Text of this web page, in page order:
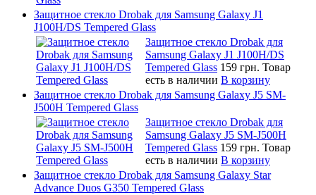
Защитное стекло Drobak для Samsung Galaxy J1
J100H/DS Tempered Glass
Защитное стекло Drobak для
Samsung Galaxy J1 J100H/DS
Tempered Glass 159 грн. Товар
есть в наличии В корзину
Защитное стекло Drobak для Samsung Galaxy J5 SM-
J500H Tempered Glass
Защитное стекло Drobak для
Samsung Galaxy J5 SM-J500H
Tempered Glass 159 грн. Товар
есть в наличии В корзину
Защитное стекло Drobak для Samsung Galaxy Star
Advance Duos G350 Tempered Glass